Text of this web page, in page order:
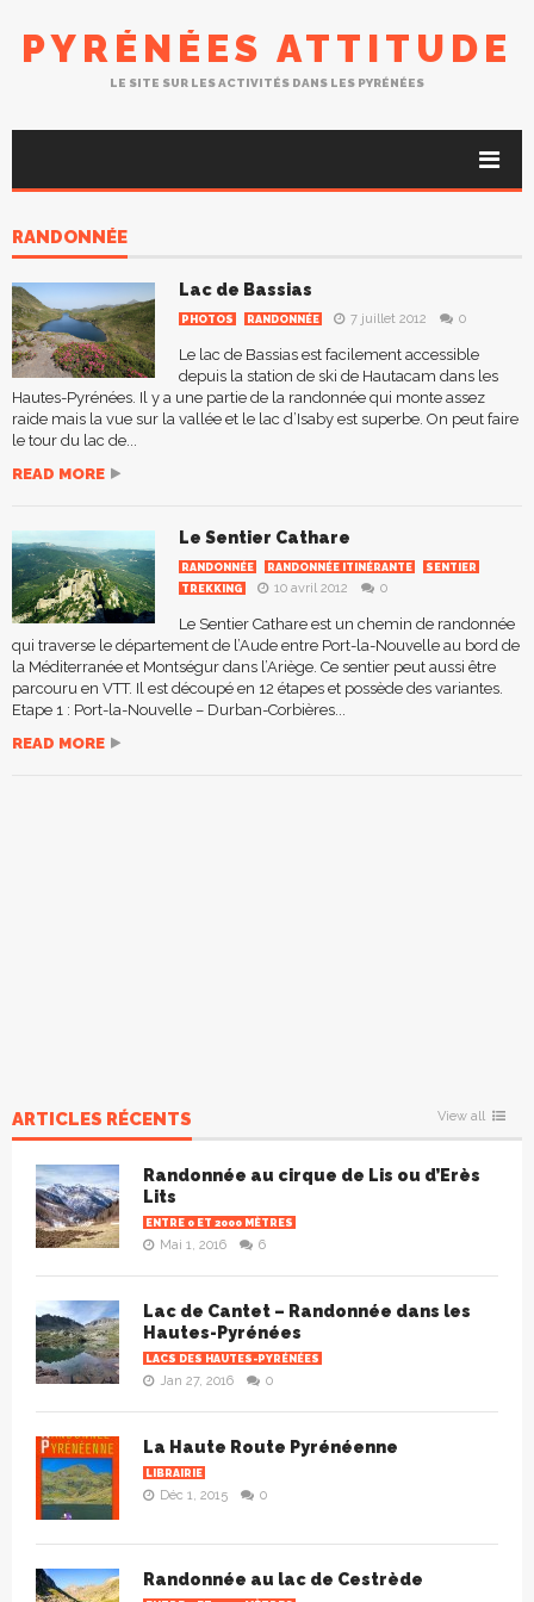
PYRÉNÉES ATTITUDE
LE SITE SUR LES ACTIVITÉS DANS LES PYRÉNÉES
RANDONNÉE
Lac de Bassias
PHOTOS RANDONNÉE 7 juillet 2012 0
Le lac de Bassias est facilement accessible
depuis la station de ski de Hautacam dans les
Hautes-Pyrénées. Il y a une partie de la randonnée qui monte assez
raide mais la vue sur la vallée et le lac d’Isaby est superbe. On peut faire
le tour du lac de...
READ MORE
Le Sentier Cathare
RANDONNÉE RANDONNÉE ITINÉRANTE
SENTIER
TREKKING
10 avril 2012 0
Le Sentier Cathare est un chemin de randonnée
qui traverse le département de l’Aude entre Port-la-Nouvelle au bord de
la Méditerranée et Montségur dans l’Ariège. Ce sentier peut aussi être
parcouru en VTT. Il est découpé en 12 étapes et possède des variantes.
Etape 1 : Port-la-Nouvelle – Durban-Corbières...
READ MORE
ARTICLES RÉCENTS View all
Randonnée au cirque de Lis ou d’Erès
Lits
ENTRE 0 ET 2000 MÈTRES
Mai 1, 2016 6
Lac de Cantet – Randonnée dans les
Hautes-Pyrénées
LACS DES HAUTES-PYRÉNÉES
Jan 27, 2016 0
La Haute Route Pyrénéenne
LIBRAIRIE
Déc 1, 2015 0
Randonnée au lac de Cestrède